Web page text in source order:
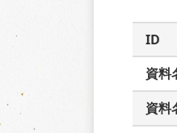
ID
資料
資料